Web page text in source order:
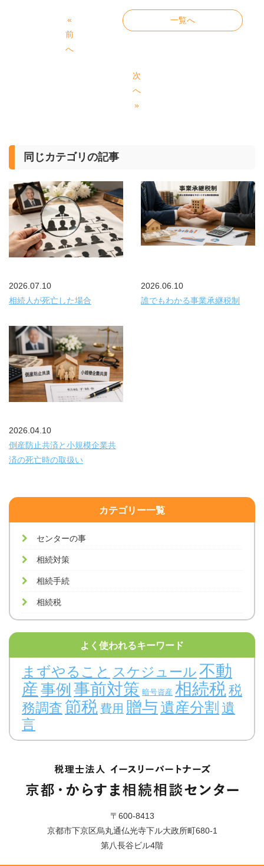
«
前
へ
一覧へ
次
へ
»
同じカテゴリの記事
2026.07.10
相続人が死亡した場合
2026.06.10
誰でもわかる事業承継税制
2026.04.10
倒産防止共済と小規模企業共
済の死亡時の取扱い
カテゴリー一覧
センターの事
相続対策
相続手続
相続税
よく使われるキーワード
まずやること スケジュール不動
産事例 事前対策 暗号資産 相続税税
務調査 節税 費用 贈与 遺産分割 遺
言
〒600-8413
京都市下京区烏丸通仏光寺下ル大政所町680-1
第八長谷ビル4階